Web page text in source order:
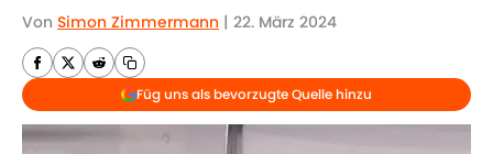
Von Simon Zimmermann | 22. März 2024
Füg uns als bevorzugte Quelle hinzu